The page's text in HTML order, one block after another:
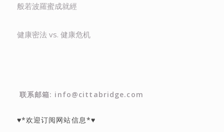
般若波羅蜜成就經
健康密法 vs. 健康危机
联系邮箱: info@cittabridge.com
♥*欢迎订阅网站信息*♥